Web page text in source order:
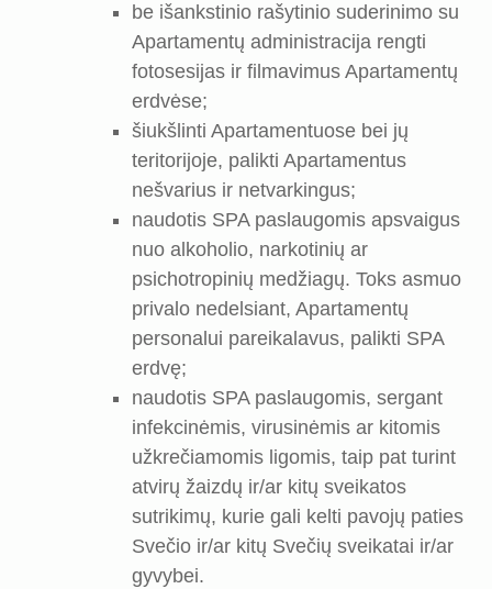
be išankstinio rašytinio suderinimo su
Apartamentų administracija rengti
fotosesijas ir filmavimus Apartamentų
erdvėse;
šiukšlinti Apartamentuose bei jų
teritorijoje, palikti Apartamentus
nešvarius ir netvarkingus;
naudotis SPA paslaugomis apsvaigus
nuo alkoholio, narkotinių ar
psichotropinių medžiagų. Toks asmuo
privalo nedelsiant, Apartamentų
personalui pareikalavus, palikti SPA
erdvę;
naudotis SPA paslaugomis, sergant
infekcinėmis, virusinėmis ar kitomis
užkrečiamomis ligomis, taip pat turint
atvirų žaizdų ir/ar kitų sveikatos
sutrikimų, kurie gali kelti pavojų paties
Svečio ir/ar kitų Svečių sveikatai ir/ar
gyvybei.